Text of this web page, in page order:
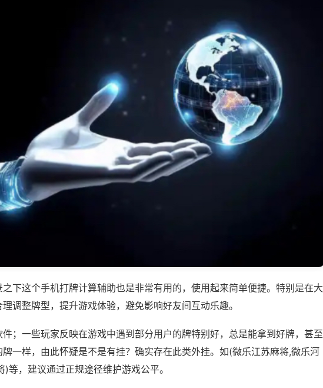
下这个手机打牌计算辅助也是非常有用的，使用起来简单便捷。特别是在大
调整牌型，提升游戏体验，避免影响好友间互动乐趣。
；一些玩家反映在游戏中遇到部分用户的牌特别好，总是能拿到好牌，甚至
一样，由此怀疑是不是有挂？确实存在此类外挂。如(微乐江苏麻将,微乐河
)等，建议通过正规途径维护游戏公平。